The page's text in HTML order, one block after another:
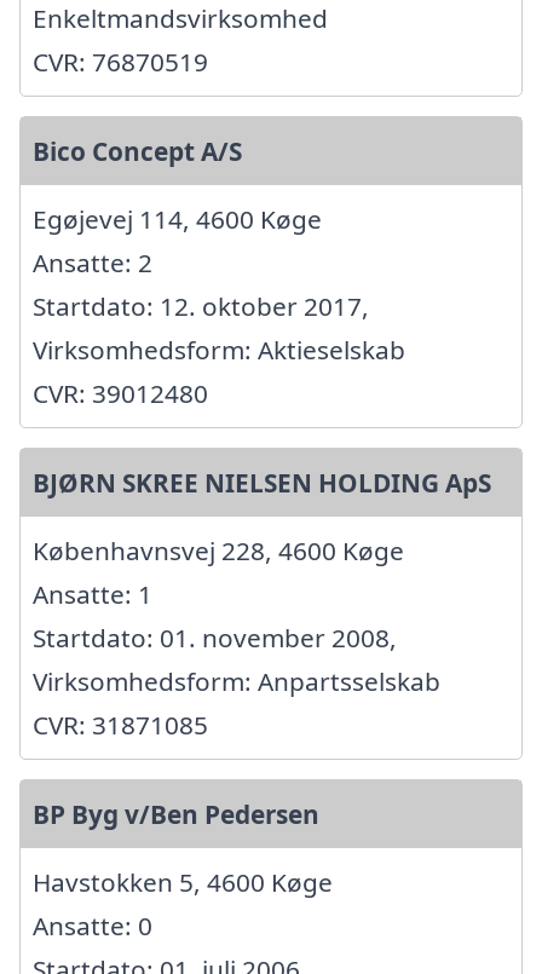
Enkeltmandsvirksomhed
CVR: 76870519
Bico Concept A/S
Egøjevej 114, 4600 Køge
Ansatte: 2
Startdato: 12. oktober 2017,
Virksomhedsform: Aktieselskab
CVR: 39012480
BJØRN SKREE NIELSEN HOLDING ApS
Københavnsvej 228, 4600 Køge
Ansatte: 1
Startdato: 01. november 2008,
Virksomhedsform: Anpartsselskab
CVR: 31871085
BP Byg v/Ben Pedersen
Havstokken 5, 4600 Køge
Ansatte: 0